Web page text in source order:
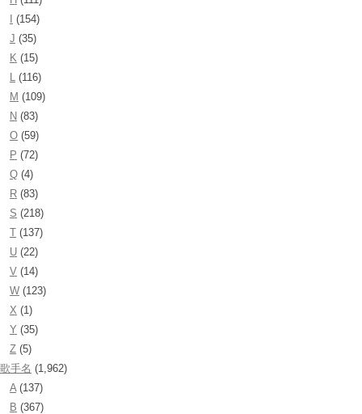
(154)
J (35)
K (15)
L (116)
M (109)
N (83)
O (59)
P (72)
Q (4)
R (83)
S (218)
T (137)
U (22)
V (14)
W (123)
X (1)
Y (35)
Z (5)
歌手名 (1,962)
A(137)
B (367)